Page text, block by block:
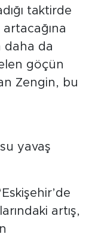
taktirde
daha da
göçün
Zengin, bu
yavaş
artış,